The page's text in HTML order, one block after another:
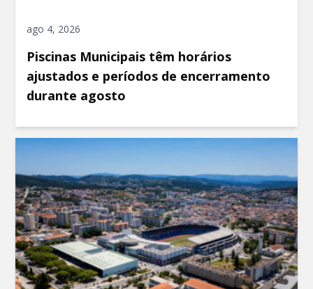
ago 4, 2026
Piscinas Municipais têm horários
ajustados e períodos de encerramento
durante agosto